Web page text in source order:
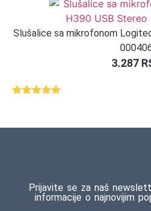
Slušalice sa mikrofonom
3.287
ocene
Prijavite se za naš
informacije o najnovijim